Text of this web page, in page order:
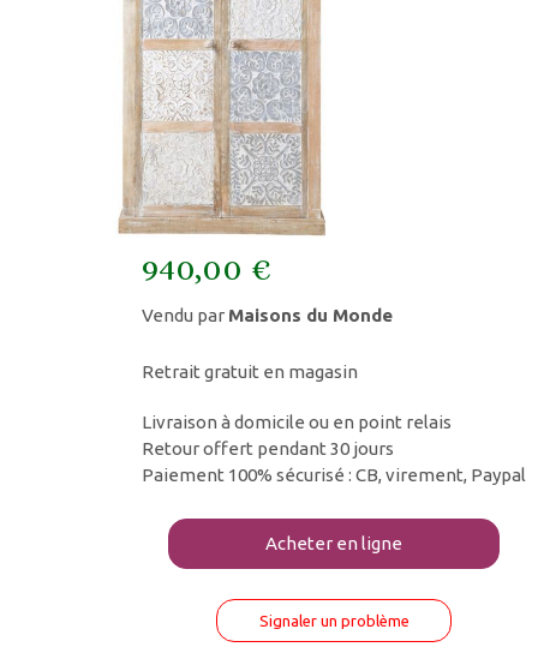
940,00 €
Vendu par Maisons du Monde
Retrait gratuit en magasin
Livraison à domicile ou en point relais
Retour offert pendant 30 jours
Paiement 100% sécurisé : CB, virement, Paypal
Acheter en ligne
Signaler un problème